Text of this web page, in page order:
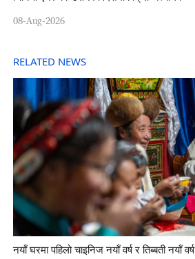
08-Aug-2026
RELATED NEWS
नयाँ घरमा पहिलो चाइनिज नयाँ वर्ष र तिब्बती नयाँ वर्ष